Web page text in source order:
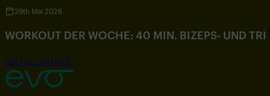
29th Mai 2026
WORKOUT DER WOCHE: 40 MIN. BIZEPS- UND
SEE FULL ARTICLE